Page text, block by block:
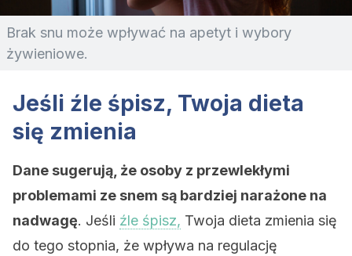
Brak snu może wpływać na apetyt i wybory
żywieniowe.
Jeśli źle śpisz, Twoja dieta
się zmienia
Dane sugerują, że osoby z przewlekłymi
problemami ze snem są bardziej narażone na
nadwagę. Jeśli źle śpisz, Twoja dieta zmienia się
do tego stopnia, że wpływa na regulację